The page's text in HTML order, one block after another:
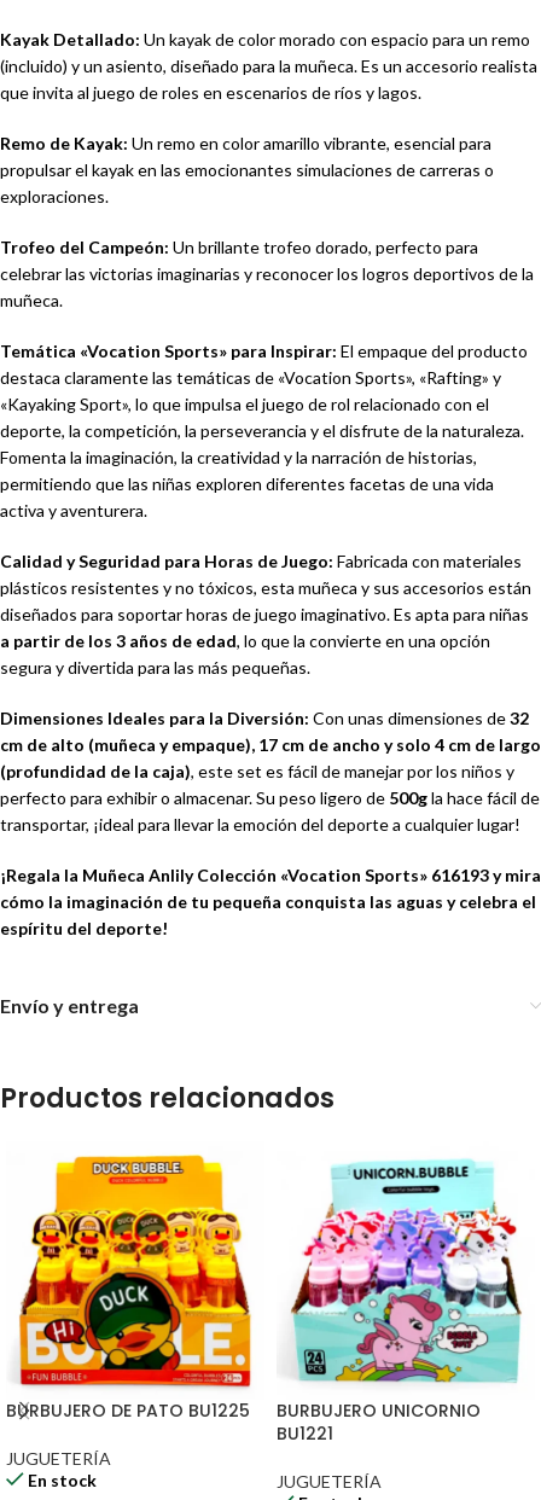
Kayak Detallado: Un kayak de color morado con espacio para un remo
(incluido) y un asiento, diseñado para la muñeca. Es un accesorio realista
que invita al juego de roles en escenarios de ríos y lagos.
Remo de Kayak: Un remo en color amarillo vibrante, esencial para
propulsar el kayak en las emocionantes simulaciones de carreras o
exploraciones.
Trofeo del Campeón: Un brillante trofeo dorado, perfecto para
celebrar las victorias imaginarias y reconocer los logros deportivos de la
muñeca.
Temática «Vocation Sports» para Inspirar: El empaque del producto
destaca claramente las temáticas de «Vocation Sports», «Rafting» y
«Kayaking Sport», lo que impulsa el juego de rol relacionado con el
deporte, la competición, la perseverancia y el disfrute de la naturaleza.
Fomenta la imaginación, la creatividad y la narración de historias,
permitiendo que las niñas exploren diferentes facetas de una vida
activa y aventurera.
Calidad y Seguridad para Horas de Juego: Fabricada con materiales
plásticos resistentes y no tóxicos, esta muñeca y sus accesorios están
diseñados para soportar horas de juego imaginativo. Es apta para niñas
a partir de los 3 años de edad, lo que la convierte en una opción
segura y divertida para las más pequeñas.
Dimensiones Ideales para la Diversión: Con unas dimensiones de32
cm de alto (muñeca y empaque), 17 cm de ancho y solo 4 cm de largo
(profundidad de la caja), este set es fácil de manejar por los niños y
perfecto para exhibir o almacenar. Su peso ligero de 500gla hace fácil de
transportar, ¡ideal para llevar la emoción del deporte a cualquier lugar!
¡Regala la Muñeca Anlily Colección «Vocation Sports» 616193 y mira
cómo la imaginación de tu pequeña conquista las aguas y celebra el
espíritu del deporte!
Envío y entrega
Productos relacionados
BURBUJERO DE PATO BU1225
JUGUETERÍA
En stock
BURBUJERO UNICORNIO
BU1221
JUGUETERÍA